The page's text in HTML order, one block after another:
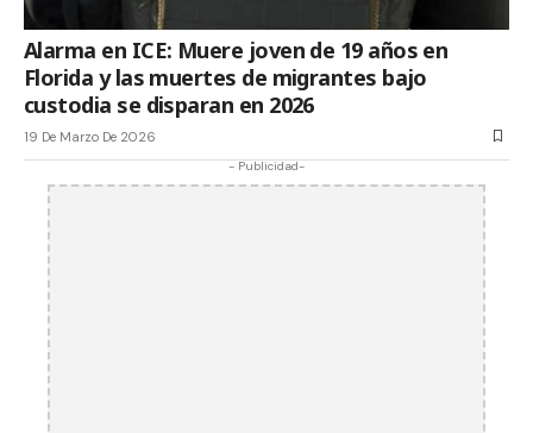
Alarma en ICE: Muere joven de 19 años en
Florida y las muertes de migrantes bajo
custodia se disparan en 2026
19 De Marzo De 2026
- Publicidad-